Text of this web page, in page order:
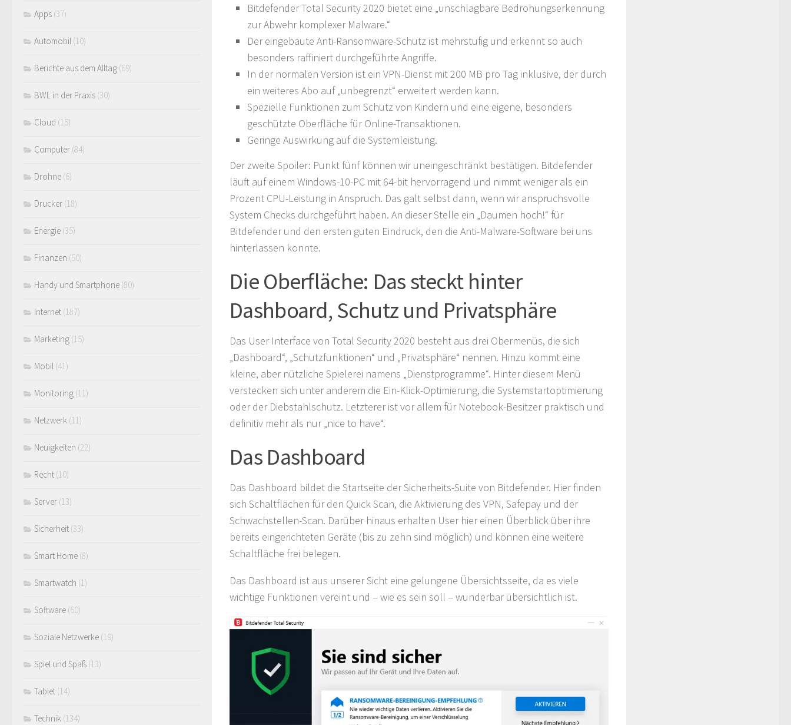
Bitdefender Total Security 2020 bietet eine „unschlagbare Bedrohungserkennung
zur Abwehr komplexer Malware.“
Der eingebaute Anti-Ransomware-Schutz ist mehrstufig und erkennt so auch
besonders raffiniert durchgeführte Angriffe.
In der normalen Version ist ein VPN-Dienst mit 200 MB pro Tag inklusive, der durch
ein weiteres Abo auf „unbegrenzt“ erweitert werden kann.
Spezielle Funktionen zum Schutz von Kindern und eine eigene, besonders
geschützte Oberfläche für Online-Transaktionen.
Geringe Auswirkung auf die Systemleistung.
Der zweite Spoiler: Punkt fünf können wir uneingeschränkt bestätigen. Bitdefender
läuft auf einem Windows-10-PC mit 64-bit hervorragend und nimmt weniger als ein
Prozent CPU-Leistung in Anspruch. Das galt selbst dann, wenn wir anspruchsvolle
System Checks durchgeführt haben. An dieser Stelle ein „Daumen hoch!“ für
Bitdefender und den ersten guten Eindruck, den die Anti-Malware-Software bei uns
hinterlassen konnte.
Die Oberfläche: Das steckt hinter
Dashboard, Schutz und Privatsphäre
Das User Interface von Total Security 2020 besteht aus drei Obermenüs, die sich
„Dashboard“, „Schutzfunktionen“ und „Privatsphäre“ nennen. Hinzu kommt eine
kleine, aber nützliche Spielerei namens „Dienstprogramme“. Hinter diesem Menü
verstecken sich unter anderem die Ein-Klick-Optimierung, die Systemstartoptimierung
oder der Diebstahlschutz. Letzterer ist vor allem für Notebook-Besitzer praktisch und
definitiv mehr als nur „nice to have“.
Das Dashboard
Das Dashboard bildet die Startseite der Sicherheits-Suite von Bitdefender. Hier finden
sich Schaltflächen für den Quick Scan, die Aktivierung des VPN, Safepay und der
Schwachstellen-Scan. Darüber hinaus erhalten User hier einen Überblick über ihre
bereits eingerichteten Geräte (bis zu zehn sind möglich) und können eine weitere
Schaltfläche frei belegen.
Das Dashboard ist aus unserer Sicht eine gelungene Übersichtsseite, da es viele
wichtige Funktionen vereint und – wie es sein soll – wunderbar übersichtlich ist.
Apps (37)
Automobil (10)
Berichte aus dem Alltag (69)
BWL in der Praxis (30)
Cloud (15)
Computer (84)
Drohne (6)
Drucker (18)
Energie (35)
Finanzen (50)
Handy und Smartphone (80)
Internet (187)
Marketing (15)
Mobil (41)
Monitoring (11)
Netzwerk (11)
Neuigkeiten (22)
Recht (10)
Server (13)
Sicherheit (33)
Smart Home (8)
Smartwatch (1)
Software (60)
Soziale Netzwerke (19)
Spiel und Spaß (13)
Tablet (14)
Technik (134)